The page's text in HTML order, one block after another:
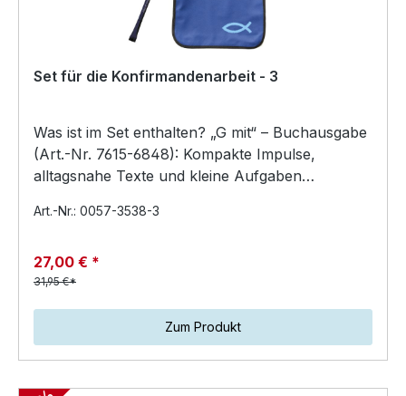
Set für die Konfirmandenarbeit - 3
Was ist im Set enthalten? „G mit“ – Buchausgabe
(Art.-Nr. 7615-6848): Kompakte Impulse,
alltagsnahe Texte und kleine Aufgaben
Art.-Nr.: 0057-3538-3
27,00 € *
31,95 €*
Zum Produkt